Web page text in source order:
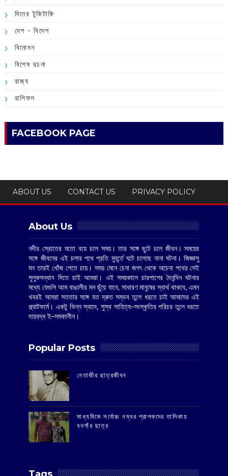
দিনের টুকিটাকি
দেশ - বিদেশ
বিনোদন
বিশেষ রচনা
রাজ্য
রাশিফল
FACEBOOK PAGE
ABOUT US CONTACT US PRIVACY POLICY
About Us
নদীর স্রোতের মতো বয়ে চলে সময়। তার সঙ্গে ছুটে চলে জীবন। সময়ের
সঙ্গে জীবনের এই চলার পথে প্রতি মুহূর্তে ঘটে চলেছে নানা ঘটনা। জিজ্ঞাসু
মন তারই খোঁজ পেতে চায়। সময় মেনে চেনা জগৎ থেকে অচেনা পথের সেই
সুলুকসন্ধান দিতে চাই আমরা। এই সময়কালে চারপাশের দৈনন্দিন ঘটনার
মধ্যে যেগুলি আম বাঙালীর মন ছুঁয়ে যাবে, সাধারণ মানুষের স্বার্থ থাকবে, এমন
খবরই আমরা সততার সঙ্গে যত দ্রুত সম্ভব তুলে ধরতে চাই আমাদের এই
প্ল্যাটফর্মে। একটু ভিন্ন স্বাদে, সুস্থ সাহিত্য–সংস্কৃতির পরিচয় তুলে ধরতে
দায়বদ্ধ ই–সমকালীন।
Popular Posts
‌নেতাজীর ছাত্রজীবন
মাধ্যমিকে সর্বোচ্চ নম্বর প্রাপকদের তালিকায়
বনগাঁর ছাত্র